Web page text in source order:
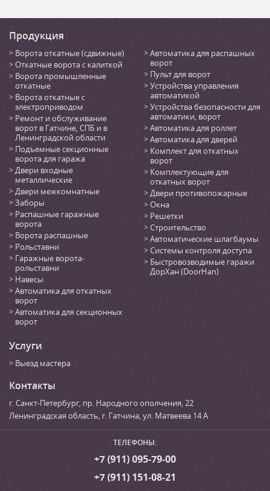
Продукция
Ворота откатные (сдвижные)
Откатные ворота с калиткой
Ворота промышленные
откатные
Ворота откатные с
электроприводом
Ремонт и обслуживание
ворот в Гатчине, СПБ и в
Ленинградской области
Подъемные секционные
ворота для гаража
Двери входные
металлические
Двери межкомнатные
Заборы
Распашные гаражные
ворота
Ворота распашные
Рольставни
Гаражные ворота-
рольставни
Навесы
Автоматика для откатных
ворот
Автоматика для секционных
ворот
Автоматика для распашных
ворот
Пульт для ворот
Устройства управления
автоматикой
Устройства безопасности для
автоматики, ворот
Автоматика для роллет
Автоматика для дверей
Комплект для откатных
ворот
Комплектующие для
откатных ворот
Двери противопожарные
Окна
Решетки
Строительство
Автоматические шлагбаумы
Системы контроля доступа
Быстровозводимые гаражи
ДорХан (DoorHan)
Услуги
Выезд мастера
Контакты
г. Санкт-Петербург, пр. Народного ополчения, 22
Ленинградская область, г. Гатчина,ул. Матвеева 14 А
ТЕЛЕФОНЫ:
+7 (911) 095-79-00
+7 (911) 151-08-21